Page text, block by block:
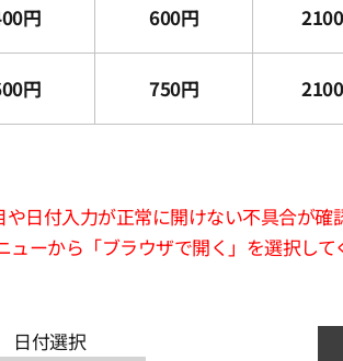
円 600円
円 750円
日付入力が正常に開けない不具合が確
ーから「ブラウザで開く」を選択して
日付選択